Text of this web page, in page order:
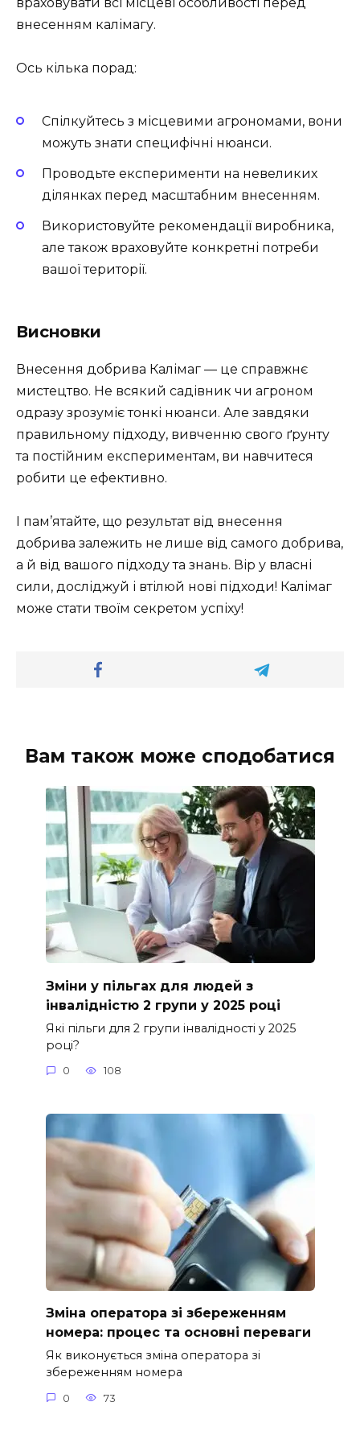
внесенням калімагу.
Ось кілька порад:
Спілкуйтесь з місцевими агрономами, вони
можуть знати специфічні нюанси.
Проводьте експерименти на невеликих
ділянках перед масштабним внесенням.
Використовуйте рекомендації виробника,
але також враховуйте конкретні потреби
вашої території.
Висновки
Внесення добрива Калімаг — це справжнє
мистецтво. Не всякий садівник чи агроном
одразу зрозуміє тонкі нюанси. Але завдяки
правильному підходу, вивченню свого ґрунту
та постійним експериментам, ви навчитеся
робити це ефективно.
І пам’ятайте, що результат від внесення
добрива залежить не лише від самого добрива,
а й від вашого підходу та знань. Вір у власні
сили, досліджуй і втілюй нові підходи! Калімаг
може стати твоїм секретом успіху!
Вам також може сподобатися
Зміни у пільгах для людей з
інвалідністю 2 групи у 2025 році
Які пільги для 2 групи інвалідності у 2025
році?
0 108
Зміна оператора зі збереженням
номера: процес та основні переваги
Як виконується зміна оператора зі
збереженням номера
0 73